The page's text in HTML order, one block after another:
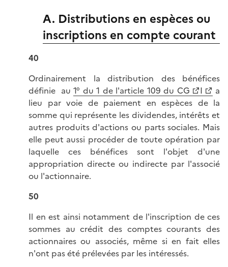
A. Distributions en espèces ou
inscriptions en compte courant
40
Ordinairement la distribution des bénéfices
définie au1° du 1 de l'article 109 du CG I
a
lieu par voie de paiement en espèces de la
somme qui représente les dividendes, intérêts et
autres produits d'actions ou parts sociales. Mais
elle peut aussi procéder de toute opération par
laquelle ces bénéfices sont l'objet d'une
appropriation directe ou indirecte par l'associé
ou l'actionnaire.
50
Il en est ainsi notamment de l'inscription de ces
sommes au crédit des comptes courants des
actionnaires ou associés, même si en fait elles
n'ont pas été prélevées par les intéressés.